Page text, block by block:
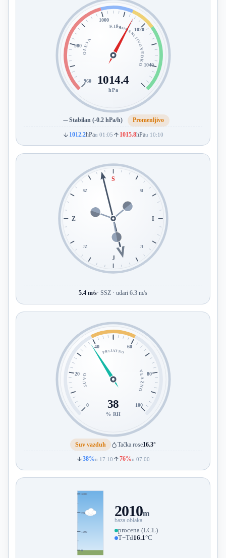
960
980
1000
1020
1040
OLUJA
KIŠAPROMENLJIVO
VEDRO
1014.4
hPa
Stabilan (-0.2 hPa/h) Promenljivo
1012.2hPau 01:05 1015.8hPau 10:10
S
I
J
Z
SI
JI
JZ
SZ
5.4 m/s· SSZ · udari 6.3 m/s
0
20
40 60
80
100
SUVO
PRIJATNO
VLAŽNO
38
% RH
Suv vazduh Tačka rose16.3°
38%u 17:10 76%u 07:00
0
1000
2000
3000
2010m
baza oblaka
procena (LCL)
T−Td16.1°C